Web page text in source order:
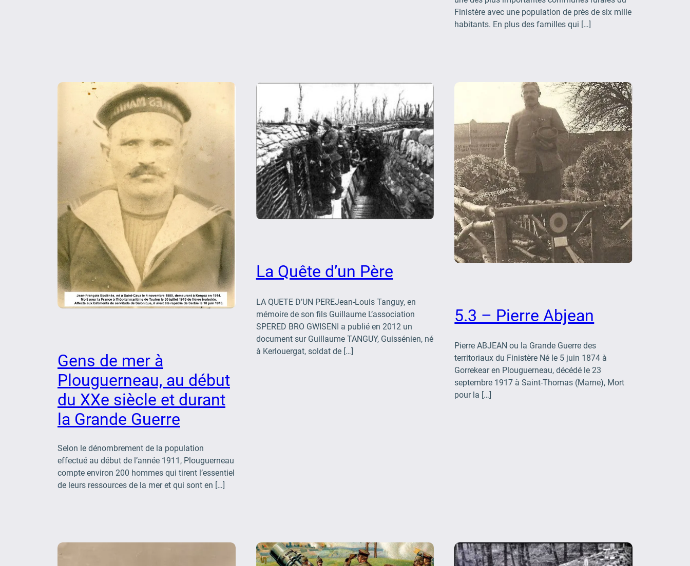
Finistère avec une population de près de six mille
habitants. En plus des familles qui […]
Gens de mer à
Plouguerneau, au début
du XXe siècle et durant
la Grande Guerre
Selon le dénombrement de la population
effectué au début de l’année 1911, Plouguerneau
compte environ 200 hommes qui tirent l’essentiel
de leurs ressources de la mer et qui sont en […]
La Quête d’un Père
LA QUETE D’UN PEREJean-Louis Tanguy, en
mémoire de son fils Guillaume L’association
SPERED BRO GWISENI a publié en 2012 un
document sur Guillaume TANGUY, Guissénien, né
à Kerlouergat, soldat de […]
5.3 – Pierre Abjean
Pierre ABJEAN ou la Grande Guerre des
territoriaux du Finistère Né le 5 juin 1874 à
Gorrekear en Plouguerneau, décédé le 23
septembre 1917 à Saint-Thomas (Marne), Mort
pour la […]